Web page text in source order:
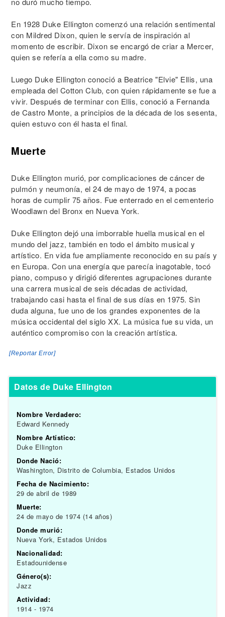
En 1928 Duke Ellington comenzó una relación sentimental
con Mildred Dixon, quien le servía de inspiración al
momento de escribir. Dixon se encargó de criar a Mercer,
quien se refería a ella como su madre.
Luego Duke Ellington conoció a Beatrice "Elvie" Ellis, una
empleada del Cotton Club, con quien rápidamente se fue a
vivir. Después de terminar con Ellis, conoció a Fernanda
de Castro Monte, a principios de la década de los sesenta,
quien estuvo con él hasta el final.
Muerte
Duke Ellington murió, por complicaciones de cáncer de
pulmón y neumonía, el 24 de mayo de 1974, a pocas
horas de cumplir 75 años. Fue enterrado en el cementerio
Woodlawn del Bronx en Nueva York.
Duke Ellington dejó una imborrable huella musical en el
mundo del jazz, también en todo el ámbito musical y
artístico. En vida fue ampliamente reconocido en su país y
en Europa. Con una energía que parecía inagotable, tocó
piano, compuso y dirigió diferentes agrupaciones durante
una carrera musical de seis décadas de actividad,
trabajando casi hasta el final de sus días en 1975. Sin
duda alguna, fue uno de los grandes exponentes de la
música occidental del siglo XX. La música fue su vida, un
auténtico compromiso con la creación artística.
[Reportar Error]
Datos de Duke Ellington
Nombre Verdadero:
Edward Kennedy
Nombre Artístico:
Duke Ellington
Donde Nació:
Washington, Distrito de Columbia, Estados Unidos
Fecha de Nacimiento:
29 de abril de 1989
Muerte:
24 de mayo de 1974 (14 años)
Donde murió:
Nueva York, Estados Unidos
Nacionalidad:
Estadounidense
Género(s):
Jazz
Actividad:
1914 - 1974